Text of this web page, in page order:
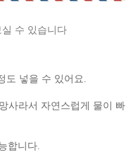
수 있습니다
넣을 수 있어요.
사라서 자연스럽게 물이 빠
합니다.